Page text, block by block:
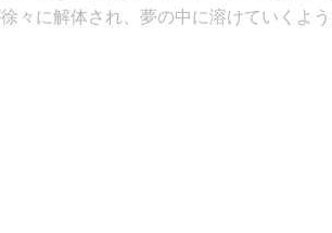
々に解体され、夢の中に溶けていくよう